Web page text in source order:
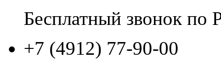
Бесплатный звонок по
+7 (4912) 77-90-00